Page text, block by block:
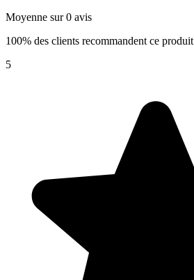
Moyenne sur 0 avis
100% des clients recommandent ce produit
5